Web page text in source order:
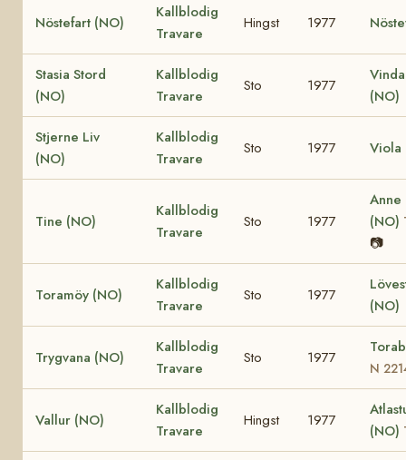
Nöstefart (NO)
Kallblodig
Travare
Hingst 1977
Stasia Stord
(NO)
Kallblodig
Travare
Sto 1977
(NO)
Stjerne Liv
(NO)
Kallblodig
Travare
Sto 1977 Viola
Tine (NO)
Kallblodig
Travare
Sto 1977
Anne
(NO)
📷
Toramöy (NO)
Kallblodig
Travare
Sto 1977
(NO)
Trygvana (NO)
Kallblodig
Travare
Sto 1977
N
Vallur (NO)
Kallblodig
Travare
Hingst 1977
(NO)